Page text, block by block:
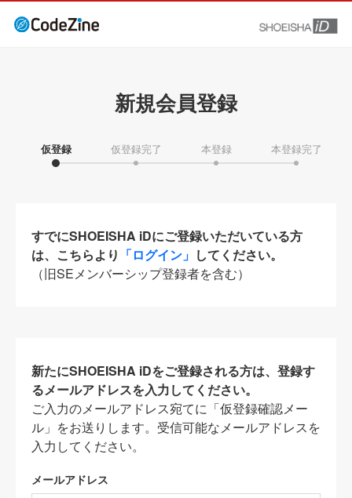
新規会員登録
仮登録 仮登録完了 本登録 本登録完了
すでにSHOEISHA iDにご登録いただいている方
は、こちらより 「ログイン」 してください。
（旧SEメンバーシップ登録者を含む）
新たにSHOEISHA iDをご登録される方は、登録す
るメールアドレスを入力してください。
ご入力のメールアドレス宛てに「仮登録確認メー
ル」をお送りします。受信可能なメールアドレスを
入力してください。
メールアドレス